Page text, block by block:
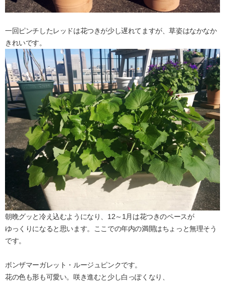
一回ピンチしたレッドは花つきが少し遅れてますが、草姿はなかなか
きれいです。
朝晩グッと冷え込むようになり、12～1月は花つきのペースが
ゆっくりになると思います。ここでの年内の満開はちょっと無理そう
です。
ボンザマーガレット・ルージュピンクです。
花の色も形も可愛い。咲き進むと少し白っぽくなり、